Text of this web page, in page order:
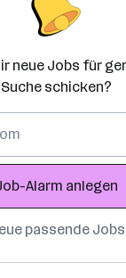
neue Jobs für
Suche schicken?
Alarm anlegen
passende